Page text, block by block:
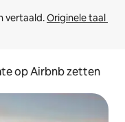
vertaald. Originele taal
op Airbnb zetten